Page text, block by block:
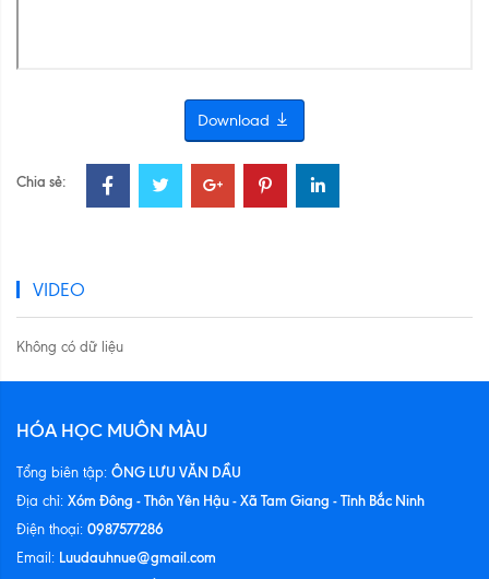
Download
Chia sẻ:
VIDEO
Không có dữ liệu
HÓA HỌC MUÔN MÀU
Tổng biên tập: ÔNG LƯU VĂN DẦU
Địa chỉ: Xóm Đông - Thôn Yên Hậu - Xã Tam Giang - Tỉnh Bắc Ninh
Điện thoại: 0987577286
Email: Luudauhnue@gmail.com